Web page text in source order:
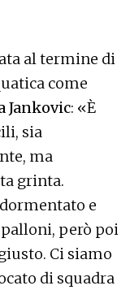
al termine di
come
Jankovic: «È
sia
ma
grinta.
e
però poi
Ci siamo
di squadra